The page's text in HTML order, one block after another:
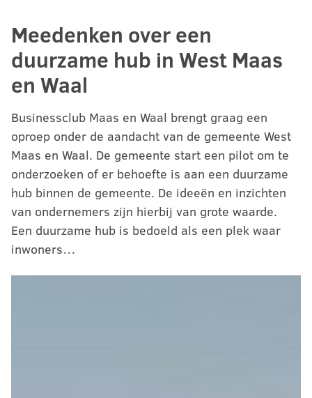
Meedenken over een
duurzame hub in West Maas
en Waal
Businessclub Maas en Waal brengt graag een
oproep onder de aandacht van de gemeente West
Maas en Waal. De gemeente start een pilot om te
onderzoeken of er behoefte is aan een duurzame
hub binnen de gemeente. De ideeën en inzichten
van ondernemers zijn hierbij van grote waarde.
Een duurzame hub is bedoeld als een plek waar
inwoners…